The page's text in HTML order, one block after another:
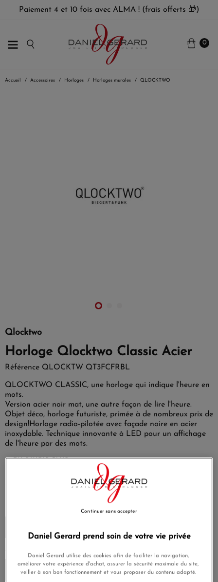
Paiement 4 et 10 fois avec ALMA ! (frais offerts 🎁)
0
Accueil Accessoires Horloges Horloges murales QLOCKTWO
Qlocktwo
Horloge Qlocktwo Classic Acier
Référence QLOCKTW QT3FCFRBL
QLOCKTWO CLASSIC, une horloge qui indique l'heure en
mots.
Version acier noir mat, une autre façon de lire l'heure.
Objet déco, horloge futuriste, primée à de nombreux prix de
design!Horloge radio-pilotée avec façade noire en acier
inoxydable. Technique innovante à LED pour un affichage
de l'heure par des mots.
EN SAVOIR PLUS
Payez seulement 226 € aujourd'hui
CORPUS
Daniel Gerard prend soin de votre vie privée
Daniel Gerard utilise des cookies afin de faciliter la navigation,
améliorer votre expérience d'achat, assurer la sécurité maximale du site,
veiller à son bon fonctionnement et vous proposer du contenu adapté.
Continuer sans accepter